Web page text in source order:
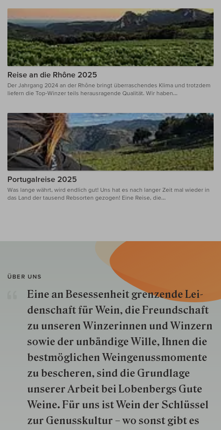
Reise an die Rhône 2025
Der Jahrgang 2024 an der Rhône bringt überraschendes Klima und trotzdem
liefern die Top-Winzer teils herausragende Qualität. Wir haben...
Portugalreise 2025
Was lange währt, wird endlich gut! Uns hat es nach langer Zeit mal wieder in
das Land der tausend Rebsorten gezogen! Eine Reise, die...
ÜBER UNS
Eine an Besessenheit gren­zende Lei­
den­schaft für Wein, die Freund­schaft
zu unseren Win­zer­innen und Win­zern
so­wie der un­bän­dige Wille, Ihnen die
best­mög­lich­en Wein­genuss­momente
zu besche­ren, sind die Grund­lage
unserer Arbeit bei Lobenbergs Gute
Weine. Für uns ist Wein der Schlüs­sel
zur Genuss­kultur – wo sonst gibt es